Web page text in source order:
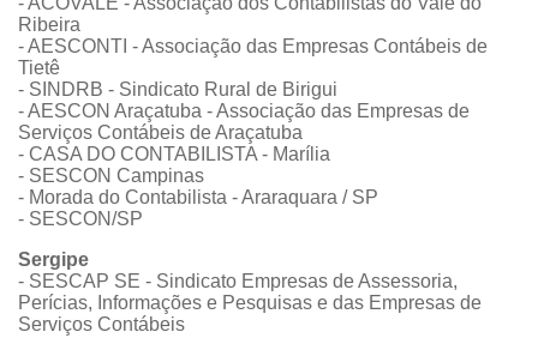
Ribeira
- AESCONTI - Associação das Empresas Contábeis de
Tietê
- SINDRB - Sindicato Rural de Birigui
- AESCON Araçatuba - Associação das Empresas de
Serviços Contábeis de Araçatuba
- CASA DO CONTABILISTA - Marília
- SESCON Campinas
- Morada do Contabilista - Araraquara / SP
- SESCON/SP
Sergipe
- SESCAP SE - Sindicato Empresas de Assessoria,
Perícias, Informações e Pesquisas e das Empresas de
Serviços Contábeis